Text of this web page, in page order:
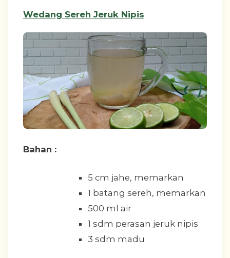
Wedang Sereh Jeruk Nipis
Bahan :
5 cm jahe, memarkan
1 batang sereh, memarkan
500 ml air
1 sdm perasan jeruk nipis
3 sdm madu